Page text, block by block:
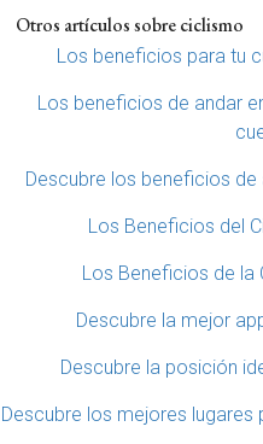
Otros artículos sobre ciclismo
Los beneficios para tu
Los beneficios de andar
Descubre los beneficios
Los Beneficios del
Los Beneficios de la
Descubre la mejor
Descubre la posición
Descubre los mejores lugares